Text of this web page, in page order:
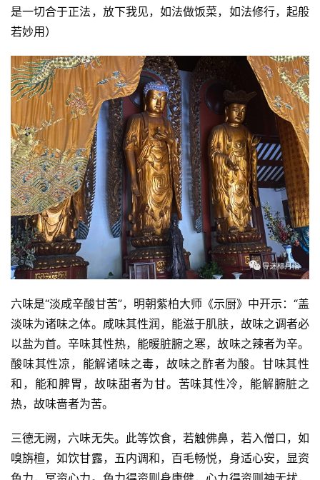
资
讯
八
点
僧
音
高
访
谈
是一切合于正法，放下我见，如法做饭菜，如法修行，起般
若妙用）
六味是“淡咸辛酸甘苦”，明朝紫柏大师《示厨》中开示：“盖
淡味为诸味之体。咸味其性润，能滋于肌肤，故味之调者必
以盐为首。辛味其性热，能暖脏腑之寒，故味之辣者为辛。
酸味其性凉，能解诸味之毒，故味之酢者为酸。甘味其性
和，能和脾胃，故味甜者为甘。苦味其性冷，能解腑脏之
热，故味啬者为苦。
三德无阙，六味无失。此等饮食，若触佛鼻，若入僧口，如
嗅旃檀，如饮甘露，五内调和，百毛畅悦，身适心安，显资